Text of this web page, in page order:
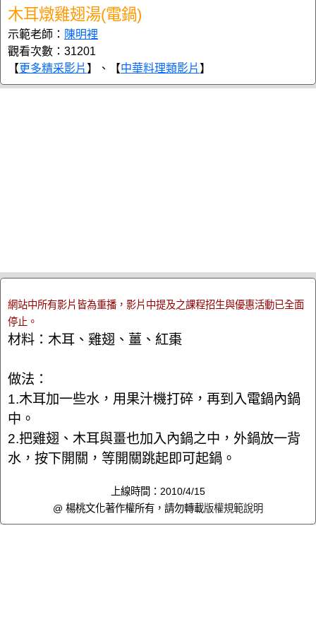
木耳燉雞翅湯(電鍋)
示範老師： 陳明裡
觀看次數：31201
【更多精采影片 】、【中華料理類影片 】
網站中所有影片皆為重播，影片中提及之課程招生與優惠活動已全面
停止。
材料：木耳、雞翅、薑、紅棗
做法：
1.木耳加一些水，用果汁機打碎，再到入電鍋內鍋
中。
2.把雞翅、木耳與畺也加入內鍋之中，外鍋放一背
水，按下開關，等開關跳起即可起鍋。
上線時間：2010/4/15
@ 楊桃文化著作權所有，請勿轉載版權規範說明